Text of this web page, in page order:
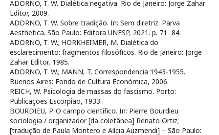
ADORNO, T. W. Dialética negativa. Rio de Janeiro: Jorge Zahar
Editor, 2009.
ADORNO, T. W. Sobre tradição. In: Sem diretriz: Parva
Aesthetica. São Paulo: Editora UNESP, 2021. p. 71- 84.
ADORNO, T. W.; HORKHEIMER, M. Dialética do
esclarecimento: fragmentos filosóficos. Rio de Janeiro: Jorge
Zahar Editor, 1985.
ADORNO, T. W.; MANN, T. Correspondencia 1943-1955.
Buenos Aires: Fondo de Cultura Económica, 2006.
REICH, W. Psicologia de massas do fascismo. Porto:
Publicações Escorpião, 1933.
BOURDIEU, P. O campo científico. In: Pierre Bourdieu:
sociologia / organizador [da coletânea] Renato Ortiz;
[tradução de Paula Montero e Alícia Auzmendi] – São Paulo: